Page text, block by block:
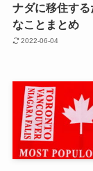
ナダに移住す
なことまとめ
2022-06-04